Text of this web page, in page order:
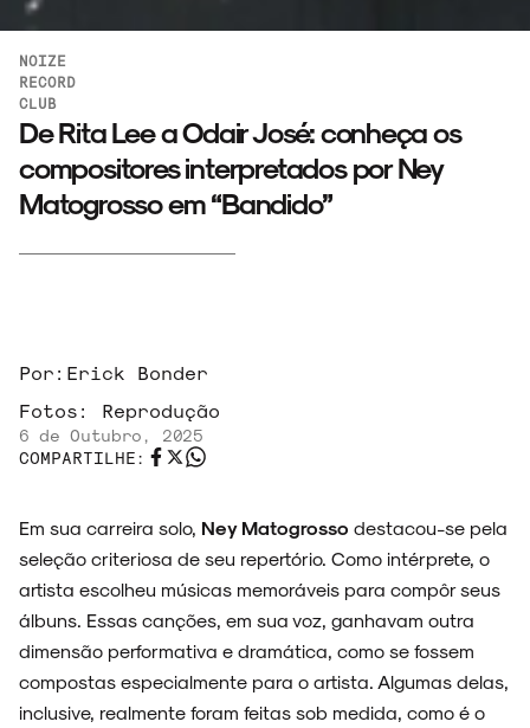
NOIZE
RECORD
CLUB
De Rita Lee a Odair José: conheça os
compositores interpretados por Ney
Matogrosso em “Bandido”
Por: Erick Bonder
Fotos: Reprodução
6 de Outubro, 2025
COMPARTILHE:
Em sua carreira solo, Ney Matogrosso destacou-se pela
seleção criteriosa de seu repertório. Como intérprete, o
artista escolheu músicas memoráveis para compôr seus
álbuns. Essas canções, em sua voz, ganhavam outra
dimensão performativa e dramática, como se fossem
compostas especialmente para o artista. Algumas delas,
inclusive, realmente foram feitas sob medida, como é o